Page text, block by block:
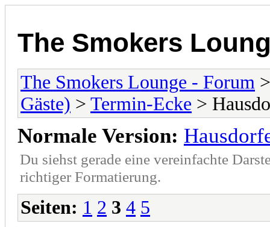
The Smokers
The Smokers Lounge - Forum
Gäste) > Termin-Ecke >
Normale Version:
Du siehst gerade eine vereinfachte
richtiger Formatierung.
Seiten: 1 2 3 4 5